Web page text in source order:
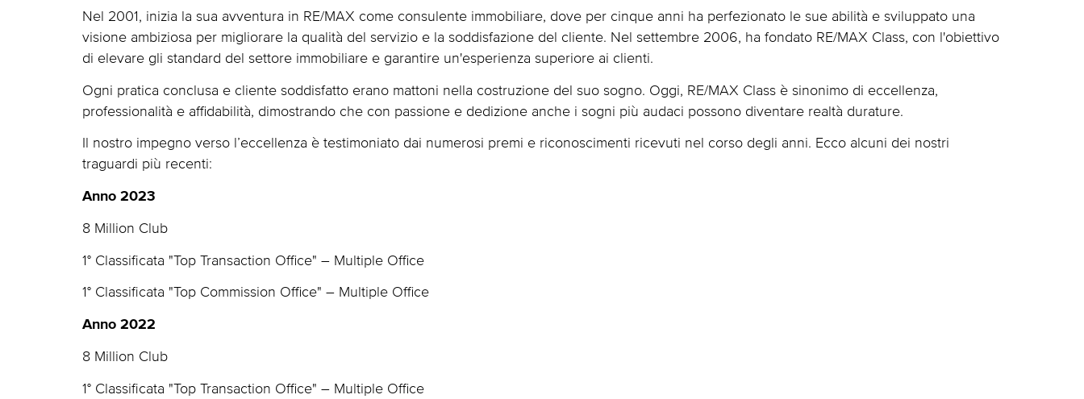
Nel 2001, inizia la sua avventura in RE/MAX come consulente immobiliare, dove per cinque anni ha perfezionato le sue abilità e sviluppato una
visione ambiziosa per migliorare la qualità del servizio e la soddisfazione del cliente. Nel settembre 2006, ha fondato RE/MAX Class, con l'obiettivo
di elevare gli standard del settore immobiliare e garantire un'esperienza superiore ai clienti.
Ogni pratica conclusa e cliente soddisfatto erano mattoni nella costruzione del suo sogno. Oggi, RE/MAX Class è sinonimo di eccellenza,
professionalità e affidabilità, dimostrando che con passione e dedizione anche i sogni più audaci possono diventare realtà durature.
Il nostro impegno verso l’eccellenza è testimoniato dai numerosi premi e riconoscimenti ricevuti nel corso degli anni. Ecco alcuni dei nostri
traguardi più recenti:
Anno 2023
8 Million Club
1° Classificata "Top Transaction Office" – Multiple Office
1° Classificata "Top Commission Office" – Multiple Office
Anno 2022
8 Million Club
1° Classificata "Top Transaction Office" – Multiple Office